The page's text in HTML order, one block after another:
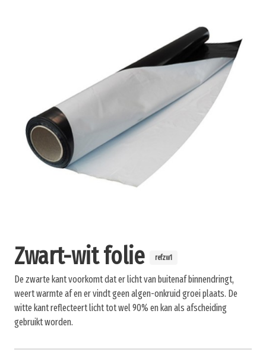
Zwart-wit folie refzw1
De zwarte kant voorkomt dat er licht van buitenaf binnendringt,
weert warmte af en er vindt geen algen-onkruid groei plaats. De
witte kant reflecteert licht tot wel 90% en kan als afscheiding
gebruikt worden.